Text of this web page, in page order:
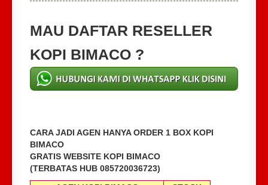
MAU DAFTAR RESELLER
KOPI BIMACO ?
CARA JADI AGEN HANYA ORDER 1 BOX KOPI
BIMACO
GRATIS WEBSITE KOPI BIMACO
(TERBATAS HUB 085720036723)